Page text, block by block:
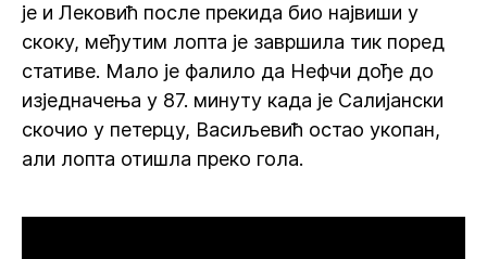
је и Лековић после прекида био највиши у
скоку, међутим лопта је завршила тик поред
стативе. Мало је фалило да Нефчи дође до
изједначења у 87. минуту када је Салијански
скочио у петерцу, Васиљевић остао укопан,
али лопта отишла преко гола.